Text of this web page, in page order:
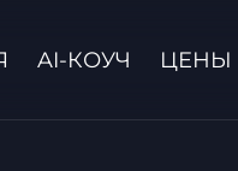
AI-КОУЧ ЦЕНЫ